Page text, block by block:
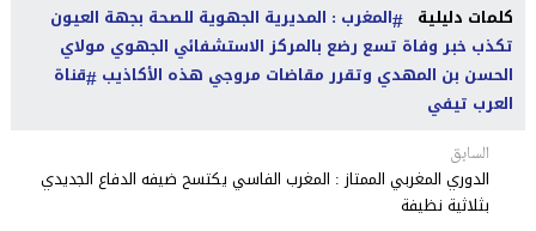
كلمات دليلية
المغرب : المديرية الجهوية للصحة بجهة العيون
تكذب خبر وفاة تسع رضع بالمركز الاستشفائي الجهوي مولاي
الحسن بن المهدي وتقرر مقاضات مروجي هذه الأكاذيب قناة
العرب تيفي
السابق
الدوري المغربي الممتاز : المغرب الفاسي يكتسح ضيفه الدفاع الجديدي
بثلاثية نظيفة